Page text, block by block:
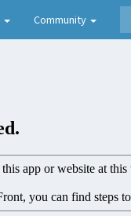
Community